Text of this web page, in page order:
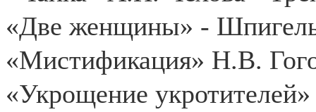
«Две женщины» -
«Мистификация» Н.В.
«Укрощение